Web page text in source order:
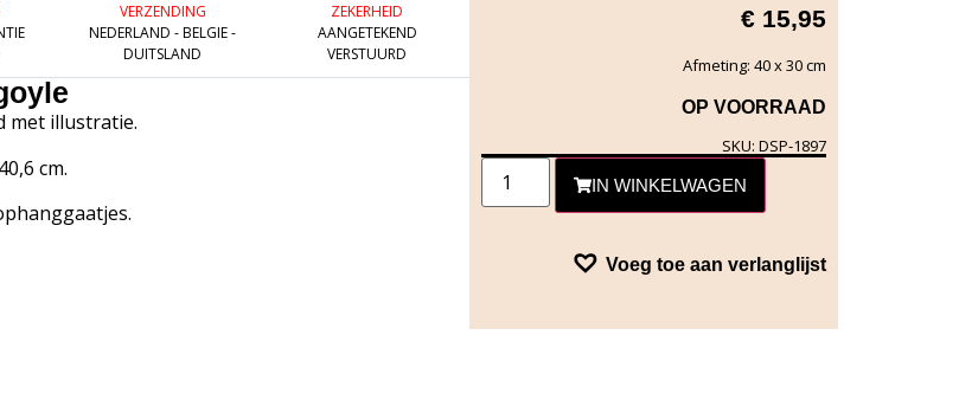
VERZENDING
NEDERLAND - BELGIE -
DUITSLAND
ZEKERHEID
AANGETEKEND
VERSTUURD
met illustratie.
cm.
€ 15,95
Afmeting: 40 x 30 cm
OP VOORRAAD
SKU: DSP-1897
IN WINKELWAGEN
Voeg toe aan verlanglijst